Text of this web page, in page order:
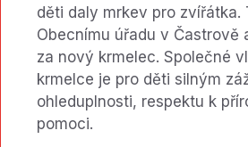
děti daly mrkev pro zvířátka.
Obecnímu úřadu v Častrově
za nový krmelec. Společné
krmelce je pro děti silným
ohleduplnosti, respektu k
pomoci.